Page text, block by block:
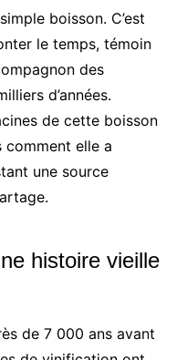
boisson. C’est
le temps, témoin
des
d’années.
de cette boisson
elle a
une source
histoire vieille
de 7 000 ans avant